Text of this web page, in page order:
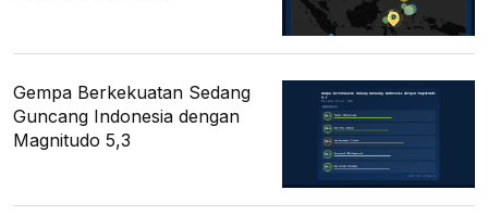
Gempa Berkekuatan Sedang
Guncang Indonesia dengan
Magnitudo 5,3